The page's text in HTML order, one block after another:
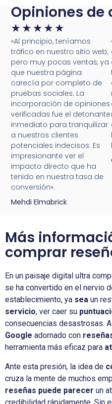
Opiniones de
★ ★ ★ ★ ★
«Al principio, teníamos
tráfico en nuestro sitio web,
pero muy pocas ventas, ya
que nuestra página
carecía por completo de
pruebas sociales. La
incorporación de opiniones
verificadas fue el detonante
inmediato para tranquilizar
a nuestros clientes
potenciales indecisos. Es
impresionante ver el
impacto directo que ha
tenido en nuestra tasa de
conversión».
Mehdi Elmabrick
Más
comprar
En un paisaje digital ultra
se ha convertido en el nervio
establecimiento, ya sea un
servicio, ver caer su
consecuencias desastrosas.
Google adornado con
herramienta más eficaz para
Ante esta presión, la idea de
cruza la mente de muchos
reseñas puede parecer un
credibilidad rápidamente. Sin